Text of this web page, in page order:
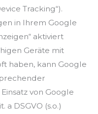
Tracking“).
in Ihrem Google
aktiviert
Geräte mit
haben, kann Google
von Google
a DSGVO (s.o.)